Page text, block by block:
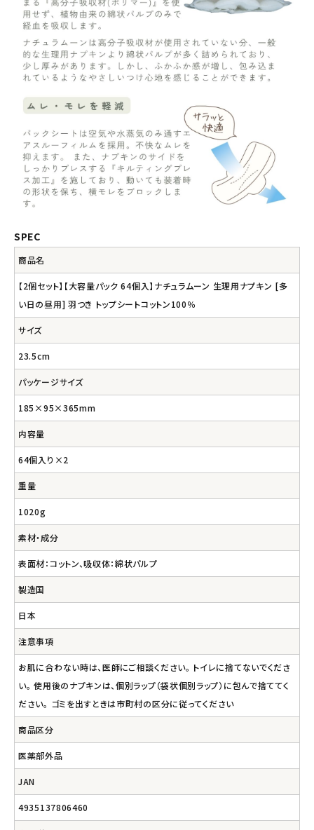
SPEC
商品名
【2個セット】【大容量パック 64個入】ナチュラムーン 生理用ナプキン [多
い日の昼用] 羽つき トップシートコットン100％
サイズ
23.5cm
パッケージサイズ
185×95×365mm
内容量
64個入り×2
重量
1020g
素材・成分
表面材：コットン、吸収体：綿状パルプ
製造国
日本
注意事項
お肌に合わない時は、医師にご相談ください。 トイレに捨てないでくださ
い。 使用後のナプキンは、個別ラップ（袋状個別ラップ）に包んで捨ててく
ださい。 ゴミを出すときは市町村の区分に従ってください
商品区分
医薬部外品
JAN
4935137806460